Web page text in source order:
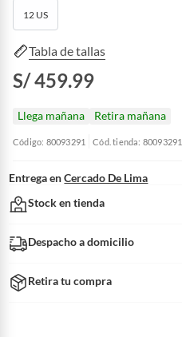
12 US
Tabla de tallas
S/ 459.99
Llega mañana Retira mañana
Código: 80093291 Cód. tienda: 80093291
Entrega en Cercado De Lima
Stock en tienda
Despacho a domicilio
Retira tu compra